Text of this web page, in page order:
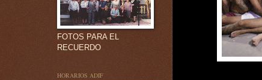
FOTOS PARA EL
RECUERDO
HORARIOS ADIF